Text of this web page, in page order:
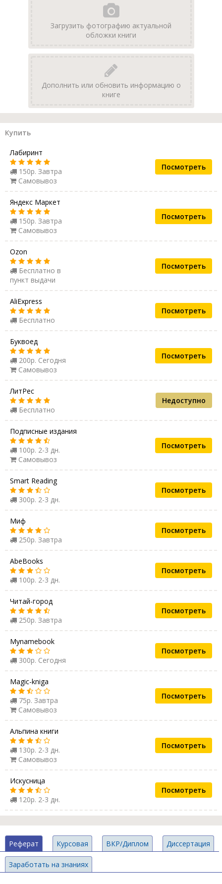
Загрузить фотографию актуальной
обложки книги
Дополнить или обновить информацию о
книге
Купить
Лабиринт
150р. Завтра
Самовывоз
Посмотреть
Яндекс Маркет
150р. Завтра
Самовывоз
Посмотреть
Ozon
Бесплатно в
пункт выдачи
Посмотреть
AliExpress
Бесплатно
Посмотреть
Буквоед
200р. Сегодня
Самовывоз
Посмотреть
ЛитРес
Бесплатно
Недоступно
Подписные издания
100р. 2-3 дн.
Самовывоз
Посмотреть
Smart Reading
300р. 2-3 дн.
Посмотреть
Миф
250р. Завтра
Посмотреть
AbeBooks
100р. 2-3 дн.
Посмотреть
Читай-город
250р. Завтра
Посмотреть
Mynamebook
300р. Сегодня
Посмотреть
Magic-kniga
75р. Завтра
Самовывоз
Посмотреть
Альпина книги
130р. 2-3 дн.
Самовывоз
Посмотреть
Искусница
120р. 2-3 дн.
Посмотреть
Реферат Курсовая ВКР/Диплом Диссертация
Заработать на знаниях